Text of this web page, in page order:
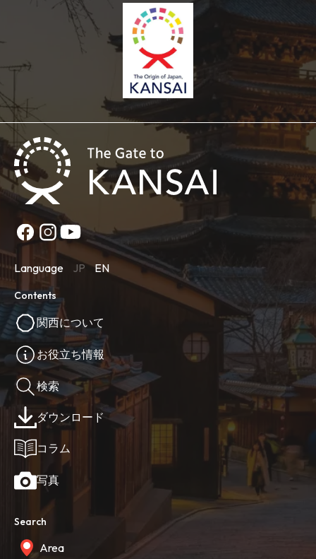
Language JP EN
Contents
関西について
お役立ち情報
検索
ダウンロード
コラム
写真
Search
Area